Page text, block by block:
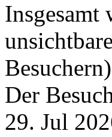
Insgesamt
Besuchern)
Der
29. Jul